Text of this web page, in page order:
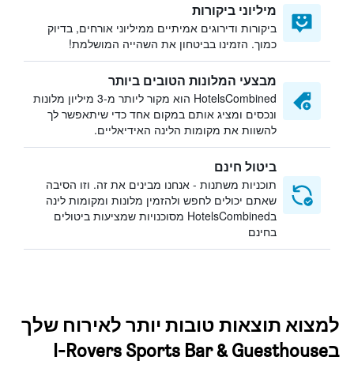
מיליוני ביקורות
ביקורות ודירוגים אמיתיים ממיליוני אורחים, בדיוק
כמוך. הזמינו בביטחון את השהייה המושלמת!
מבצעי המלונות הטובים ביותר
HotelsCombined הוא מקור ליותר מ-3 מיליון מלונות
ונכסים ומציג אותם במקום אחד כדי שיתאפשר לך
להשוות את מקומות הלינה האידיאליים.
ביטול חינם
תוכניות משתנות - אנחנו מבינים את זה. וזו הסיבה
שאתם יכולים לחפש ולהזמין מלונות ומקומות לינה
בHotelsCombined מסוכנויות שמציעות ביטולים
בחינם
למצוא תוצאות טובות יותר לאירוח שלך
בI-Rovers Sports Bar & Guesthouse